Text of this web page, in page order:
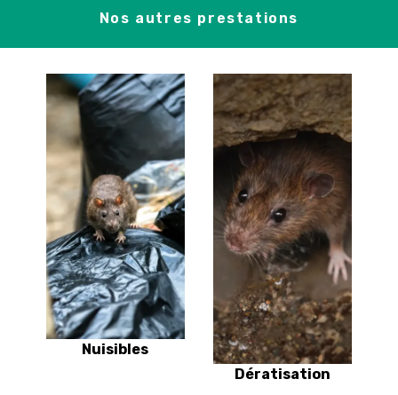
Nos autres prestations
Nuisibles
Dératisation